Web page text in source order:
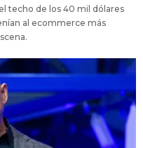
techo de los 40 mil dólares
al ecommerce más